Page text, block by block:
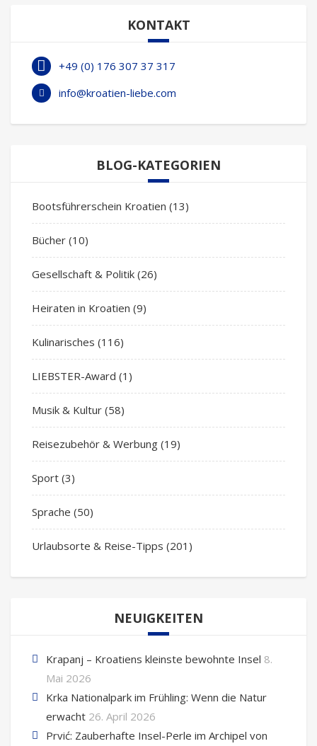
KONTAKT
+49 (0) 176 307 37 317
info@kroatien-liebe.com
BLOG-KATEGORIEN
Bootsführerschein Kroatien (13)
Bücher (10)
Gesellschaft & Politik (26)
Heiraten in Kroatien (9)
Kulinarisches (116)
LIEBSTER-Award (1)
Musik & Kultur (58)
Reisezubehör & Werbung (19)
Sport (3)
Sprache (50)
Urlaubsorte & Reise-Tipps (201)
NEUIGKEITEN
Krapanj – Kroatiens kleinste bewohnte Insel 8.
Mai 2026
Krka Nationalpark im Frühling: Wenn die Natur
erwacht 26. April 2026
Prvić: Zauberhafte Insel-Perle im Archipel von